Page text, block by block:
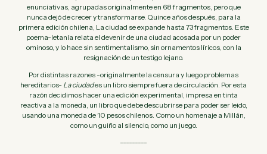
enunciativas, agrupadas originalmente en 68 fragmentos, pero que
nunca dejó de crecer y transformarse. Quince años después, para la
primera edición chilena, La ciudad se expande hasta 73 fragmentos. Este
poema-letanía relata el devenir de una ciudad acosada por un poder
ominoso, y lo hace sin sentimentalismo, sin ornamentos líricos, con la
resignación de un testigo lejano.
Por distintas razones -originalmente la censura y luego problemas
hereditarios- La ciudades un libro siempre fuera de circulación. Por esta
razón decidimos hacer una edición experimental, impresa en tinta
reactiva a la moneda, un libro que debe descubrirse para poder ser leido,
usando una moneda de 10 pesos chilenos. Como un homenaje a Millán,
como un guiño al silencio, como un juego.
---------